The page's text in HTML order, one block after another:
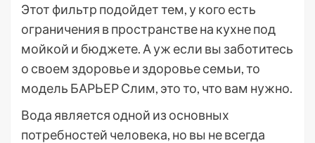
Этот фильтр подойдет тем, у кого есть
ограничения в пространстве на кухне под
мойкой и бюджете. А уж если вы заботитесь
о своем здоровье и здоровье семьи, то
модель БАРЬЕР Слим, это то, что вам нужно.
Вода является одной из основных
потребностей человека, но вы не всегда